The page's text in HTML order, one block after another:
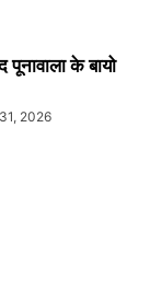
के बायो
2026